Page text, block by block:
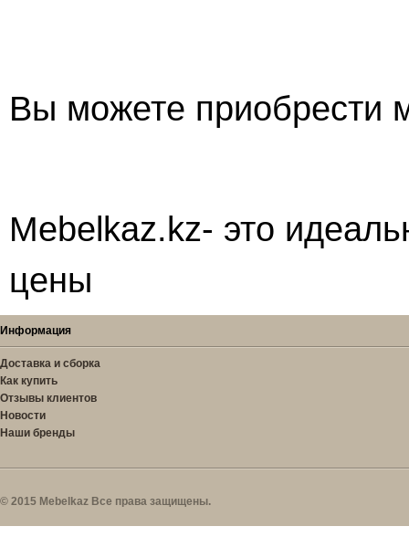
Вы можете приобрести
Mebelkaz.kz- это
цены
Информация
Доставка и сборка
Как купить
Отзывы клиентов
Новости
Наши бренды
© 2015 Mebelkaz Все права защищены.